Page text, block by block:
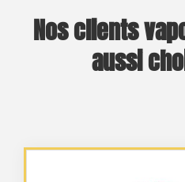
Nos clients
aussi